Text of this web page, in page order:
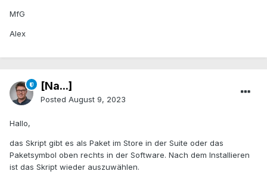
MfG
Alex
[Na...]
Posted August 9, 2023
Hallo,
das Skript gibt es als Paket im Store in der Suite oder das
Paketsymbol oben rechts in der Software. Nach dem Installieren
ist das Skript wieder auszuwählen.